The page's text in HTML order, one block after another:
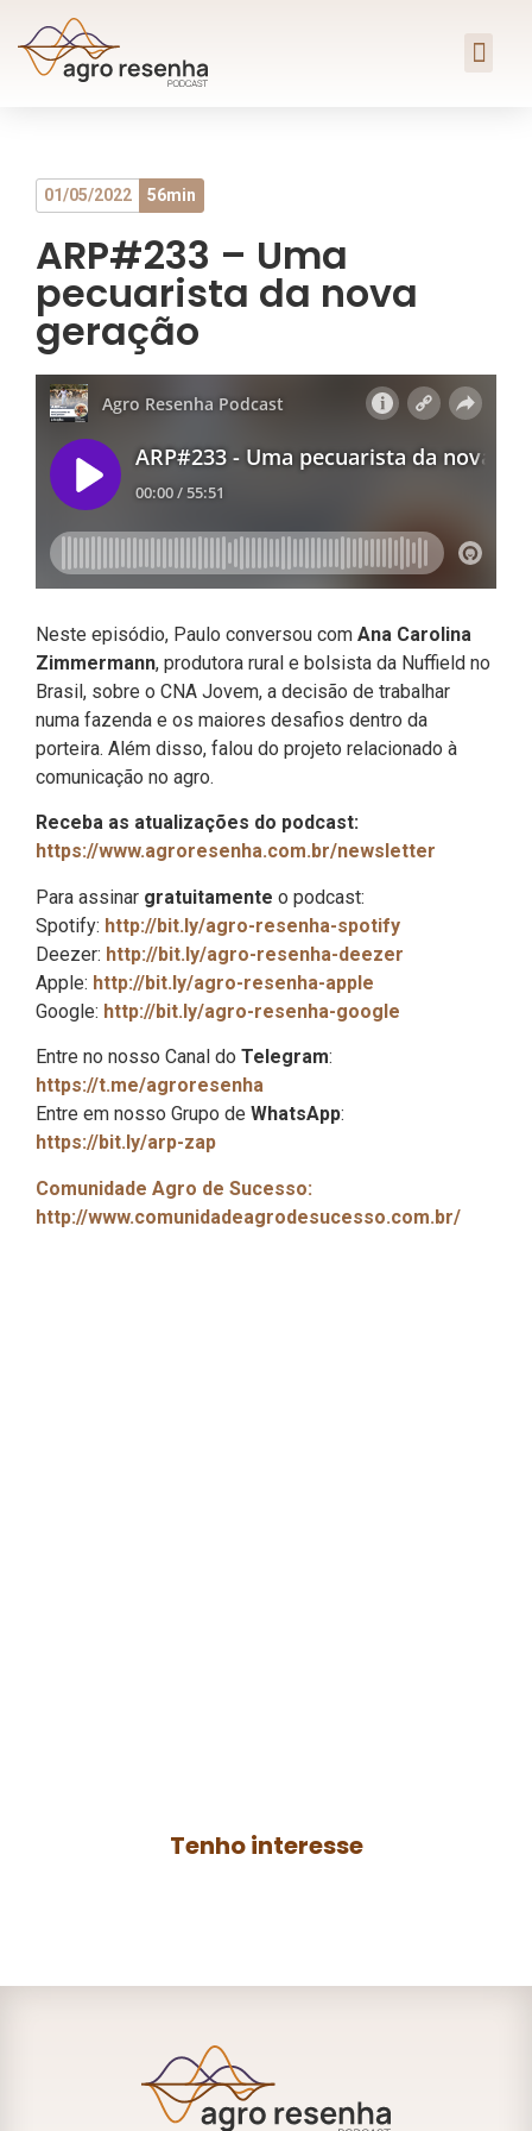
01/05/2022 56min
ARP#233 – Uma
pecuarista da nova
geração
Neste episódio, Paulo conversou com Ana Carolina
Zimmermann, produtora rural e bolsista da Nuffield no
Brasil, sobre o CNA Jovem, a decisão de trabalhar
numa fazenda e os maiores desafios dentro da
porteira. Além disso, falou do projeto relacionado à
comunicação no agro.
Receba as atualizações do podcast:
https://www.agroresenha.com.br/newsletter
Para assinar gratuitamente o podcast:
Spotify: http://bit.ly/agro-resenha-spotify
Deezer: http://bit.ly/agro-resenha-deezer
Apple: http://bit.ly/agro-resenha-apple
Google: http://bit.ly/agro-resenha-google
Entre no nosso Canal do Telegram:
https://t.me/agroresenha
Entre em nosso Grupo de WhatsApp:
https://bit.ly/arp-zap
Comunidade Agro de Sucesso:
http://www.comunidadeagrodesucesso.com.br/
Tenho interesse